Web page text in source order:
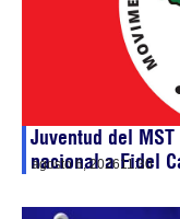
Juventud del
nacional a Fidel
agosto 6, 202611:30